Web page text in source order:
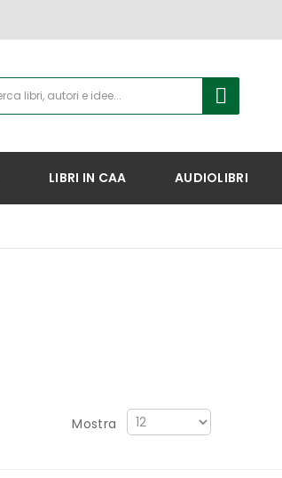
LIBRI IN CAA AUDIOLIBRI
Mostra